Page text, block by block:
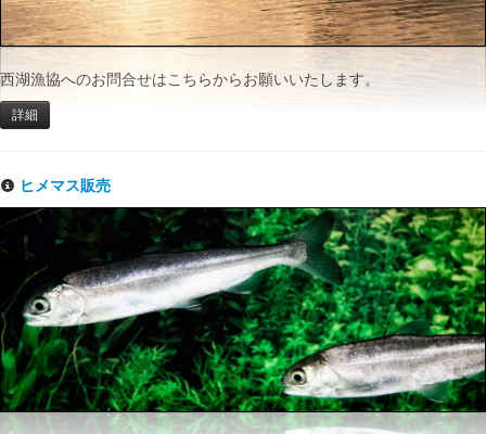
西湖漁協へのお問合せはこちらからお願いいたします。
詳細
ヒメマス販売